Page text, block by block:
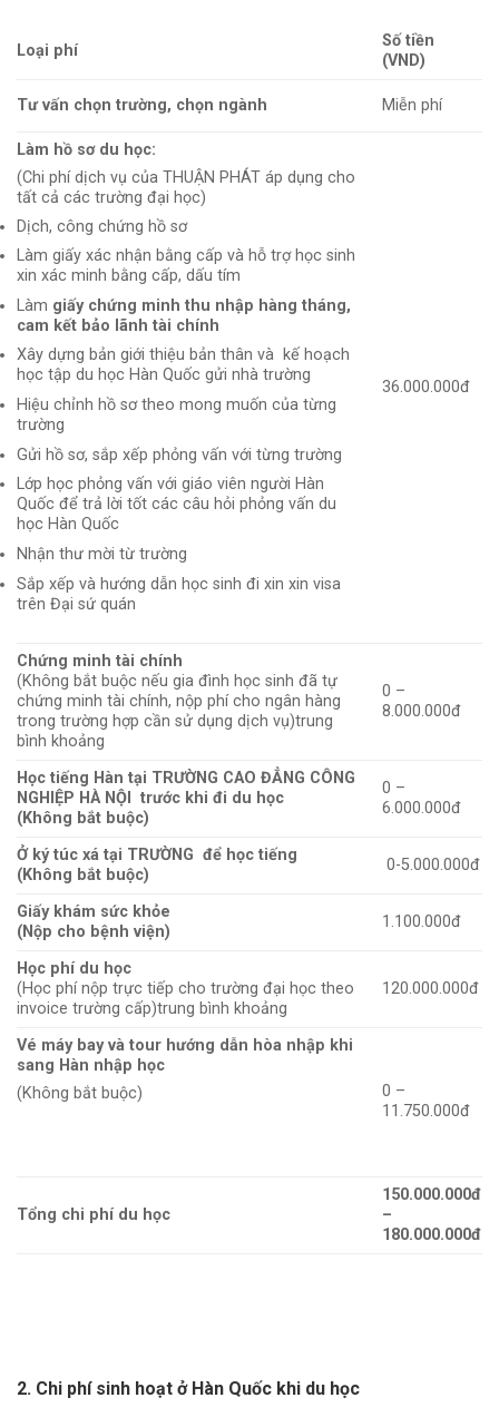
Loại phí
Số tiền
(VND)
Tư vấn chọn trường, chọn ngành Miễn phí
Làm hồ sơ du học:
(Chi phí dịch vụ của THUẬN PHÁT áp dụng cho
tất cả các trường đại học)
Dịch, công chứng hồ sơ
Làm giấy xác nhận bằng cấp và hỗ trợ học sinh
xin xác minh bằng cấp, dấu tím
Làm giấy chứng minh thu nhập hàng tháng,
cam kết bảo lãnh tài chính
Xây dựng bản giới thiệu bản thân và kế hoạch
học tập du học Hàn Quốc gửi nhà trường
Hiệu chỉnh hồ sơ theo mong muốn của từng
trường
Gửi hồ sơ, sắp xếp phỏng vấn với từng trường
Lớp học phỏng vấn với giáo viên người Hàn
Quốc để trả lời tốt các câu hỏi phỏng vấn du
học Hàn Quốc
Nhận thư mời từ trường
Sắp xếp và hướng dẫn học sinh đi xin xin visa
trên Đại sứ quán
36.000.000đ
Chứng minh tài chính
(Không bắt buộc nếu gia đình học sinh đã tự
chứng minh tài chính, nộp phí cho ngân hàng
trong trường hợp cần sử dụng dịch vụ)trung
bình khoảng
0 –
8.000.000đ
Học tiếng Hàn tại TRƯỜNG CAO ĐẲNG CÔNG
NGHIỆP HÀ NỘI trước khi đi du học
(Không bắt buộc)
0 –
6.000.000đ
Ở ký túc xá tại TRƯỜNG để học tiếng
(Không bắt buộc)
0-5.000.000đ
Giấy khám sức khỏe
(Nộp cho bệnh viện)
1.100.000đ
Học phí du học
(Học phí nộp trực tiếp cho trường đại học theo
invoice trường cấp)trung bình khoảng
120.000.000đ
Vé máy bay và tour hướng dẫn hòa nhập khi
sang Hàn nhập học
(Không bắt buộc)
0 –
11.750.000đ
Tổng chi phí du học
150.000.000đ
–
180.000.000đ
2. Chi phí sinh hoạt ở Hàn Quốc khi du học